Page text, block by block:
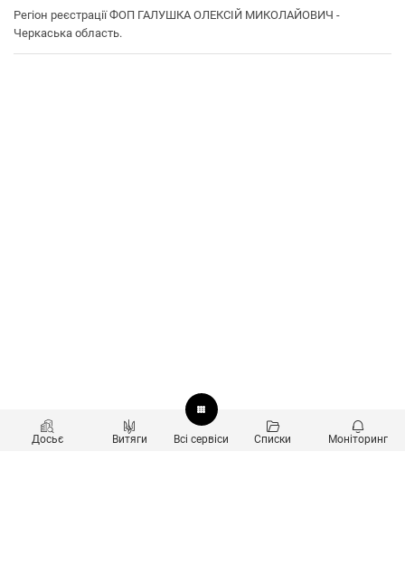
Регіон реєстрації ФОП ГАЛУШКА ОЛЕКСІЙ МИКОЛАЙОВИЧ -
Черкаська область.
Досьє Витяги Всі сервіси Списки Моніторинг